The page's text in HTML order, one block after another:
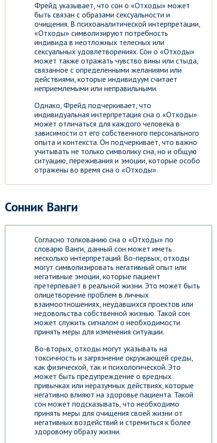
Фрейд указывает, что сон о «Отходы» может
быть связан с образами сексуальности и
очищения. В психоаналитической интерпретации,
«Отходы» символизируют потребность
индивида в неотложных телесных или
сексуальных удовлетворениях. Сон о «Отходы»
может также отражать чувство вины или стыда,
связанное с определенными желаниями или
действиями, которые индивидуум считает
неприемлемыми или неправильными.
Однако, Фрейд подчеркивает, что
индивидуальная интерпретация сна о «Отходы»
может отличаться для каждого человека в
зависимости от его собственного персонального
опыта и контекста. Он подчеркивает, что важно
учитывать не только символику сна, но и общую
ситуацию, переживания и эмоции, которые особо
отражены во время сна о «Отходы».
Сонник Ванги
Согласно толкованию сна о «Отходы» по
словарю Ванги, данный сон может иметь
несколько интерпретаций. Во-первых, отходы
могут символизировать негативный опыт или
негативные эмоции, которые пациент
претерпевает в реальной жизни. Это может быть
олицетворение проблем в личных
взаимоотношениях, неудавшихся проектов или
недовольства собственной жизнью. Такой сон
может служить сигналом о необходимости
принять меры для изменения ситуации.
Во-вторых, отходы могут указывать на
токсичность и загрязнение окружающей среды,
как физической, так и психологической. Это
может быть предупреждение о вредных
привычках или неразумных действиях, которые
негативно влияют на здоровье пациента. Такой
сон может подсказывать, что необходимо
принять меры для очищения своей жизни от
негативных воздействий и стремиться к более
здоровому образу жизни.